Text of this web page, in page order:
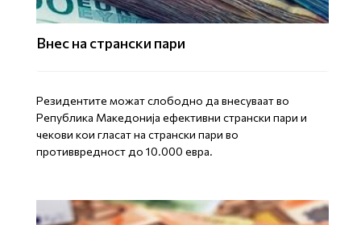
Внес на странски пари
Резидентите можат слободно да внесуваат во
Република Македонија ефективни странски пари и
чекови кои гласат на странски пари во
противвредност до 10.000 евра.